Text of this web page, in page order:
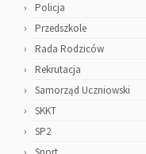
Policja
Przedszkole
Rada Rodziców
Rekrutacja
Samorząd Uczniowski
SKKT
SP2